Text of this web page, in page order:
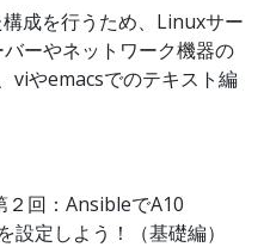
成を行うため、Linuxサー
ーやネットワーク機器の
viやemacsでのテキスト編
２回：AnsibleでA10
定しよう！（基礎編）